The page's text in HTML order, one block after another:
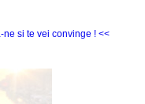
si te vei convinge ! <<